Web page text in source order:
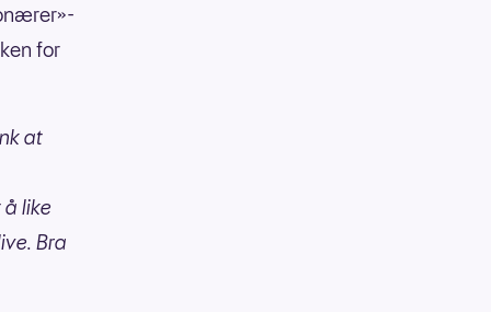
for
at
like
Bra